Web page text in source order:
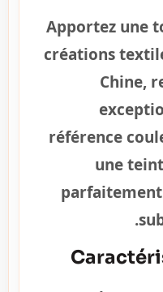
Apportez une
créations
Chine,
référence
une